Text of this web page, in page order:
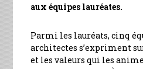
aux équipes lauréates.
Parmi les lauréats, cinq
architectes s’expriment
et les valeurs qui les